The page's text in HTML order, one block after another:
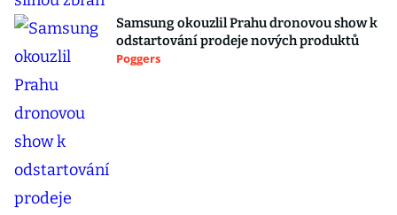
Samsung okouzlil Prahu dronovou show k
odstartování prodeje nových produktů
Poggers